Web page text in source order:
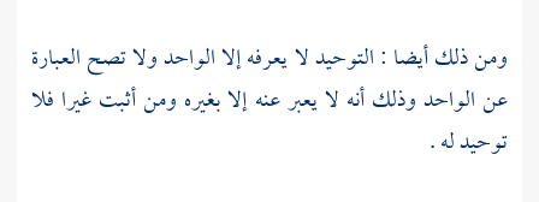
ومن ذلك أيضا : التوحيد لا يعرفه إلا الواحد ولا تصح العبارة
عن الواحد وذلك أنه لا يعبر عنه إلا بغيره ومن أثبت غيرا فلا
توحيد له .